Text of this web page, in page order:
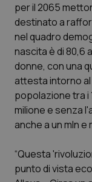
Campania
Emilia-
Friuli
Lazio
Liguria
Car-T
Dermatite
Diabete &
Disturbi
per il 2065
destinato a
nel quadro
nascita è di 80,6
donne, con una
attesta intorno al
popolazione tra i
milione e senza
anche a un mln e
“Questa
punto di vista